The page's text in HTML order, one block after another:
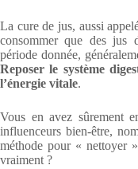
La cure de jus, aussi
consommer que des jus
période donnée,
Reposer le système
l’énergie vitale.
Vous en avez sûrement
influenceurs bien-être,
méthode pour « nettoyer
vraiment ?